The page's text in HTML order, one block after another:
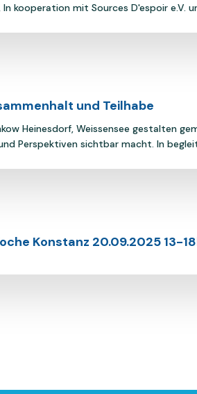
kooperation mit Sources D'espoir e.V.
und Teilhabe
Heinesdorf, Weissensee gestalten
Perspektiven sichtbar macht. In
Konstanz 20.09.2025 13-